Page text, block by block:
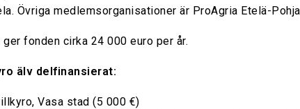
Övriga medlemsorganisationer är ProAgria Etelä-
fonden cirka 24 000 euro per år.
älv delfinansierat:
Vasa stad (5 000 €)